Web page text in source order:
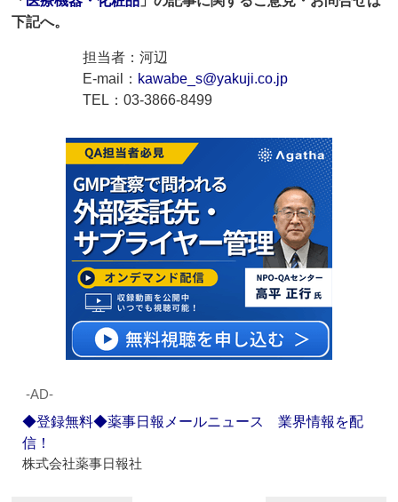
下記へ。
担当者：河辺
E-mail： kawabe_s@yakuji.co.jp
TEL：03-3866-8499
‐AD‐
◆登録無料◆薬事日報メールニュース 業界情報を配
信！
株式会社薬事日報社